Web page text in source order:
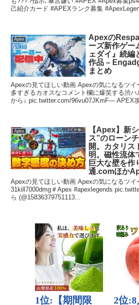
己紹介カード #APEXランク募集
Apex
Apexの
ーズ新作ゲー
ェダイ』続編
作品 –
まとめ
Apexの見てほしい動画 Apexの気になるツ
多すぎるカオスなコメント欄に爆笑する渋
から↓ pic.twitter.com/96vu07JKmF— APEX
Apex
【Apex】新
ス”のローン
開。カタリス
明。磁性流体
巨大な壁を作
通.comほか
Apexの見てほしい動画 Apexの気になるツイ
31kill7000dmg＃Apex #apexlegends
ら (@15836379751113...